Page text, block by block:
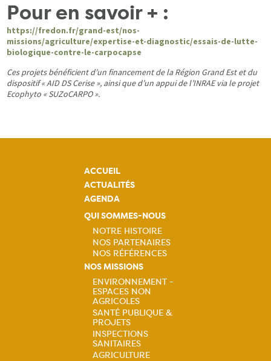
Pour en savoir + :
https://fredon.fr/grand-est/nos-
missions/agriculture/expertise-et-diagnostic/essais-de-lutte-
biologique-contre-le-carpocapse
Ces projets bénéficient d’un financement de la Région Grand Est et du
dispositif « AID DS Cerise », ainsi que d’un appui de l’INRAE via le projet
Ecophyto « SUZoCARPO ».
ACCUEIL
ACTUALITÉS
AGENDA
QUI SOMMES-NOUS
Navigation
principale
NOTRE HISTOIRE
NOS PARTENAIRES
NOS RÉFÉRENCES
NOS MISSIONS
Navigation
principale
ENVIRONNEMENT -
ESPACES NON
AGRICOLES
SANTÉ PUBLIQUE &
PROJETS
INSPECTIONS
SANITAIRES
AGRICULTURE